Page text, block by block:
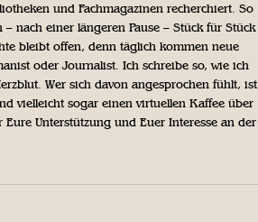
und Fachmagazinen recherchiert. So
nach einer längeren Pause – Stück für Stück
bleibt offen, denn täglich kommen neue
oder Journalist. Ich schreibe so, wie ich
Wer sich davon angesprochen fühlt, ist
vielleicht sogar einen virtuellen Kaffee über
Unterstützung und Euer Interesse an der